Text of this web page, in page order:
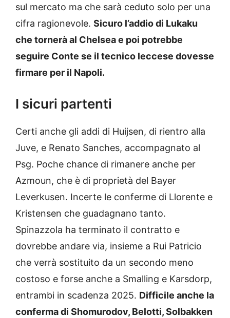
sul mercato ma che sarà ceduto solo per una
cifra ragionevole. Sicuro l’addio di Lukaku
che tornerà al Chelsea e poi potrebbe
seguire Conte se il tecnico leccese dovesse
firmare per il Napoli.
I sicuri partenti
Certi anche gli addi di Huijsen, di rientro alla
Juve, e Renato Sanches, accompagnato al
Psg. Poche chance di rimanere anche per
Azmoun, che è di proprietà del Bayer
Leverkusen. Incerte le conferme di Llorente e
Kristensen che guadagnano tanto.
Spinazzola ha terminato il contratto e
dovrebbe andare via, insieme a Rui Patricio
che verrà sostituito da un secondo meno
costoso e forse anche a Smalling e Karsdorp,
entrambi in scadenza 2025. Difficile anche la
conferma di Shomurodov, Belotti, Solbakken